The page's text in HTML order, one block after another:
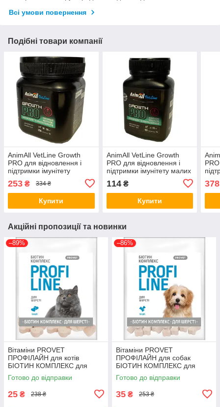
Всі умови повернення
Подібні товари компанії
AnimAll VetLine Growth
PRO для відновлення і
підтримки імунітету
середніх порід собак 200
таб х 1 г
253 ₴ 334 ₴
Купити
AnimAll VetLine Growth
PRO для відновлення і
підтримки імунітету малих
5508
114₴
Купити
таб
378
Акційні пропозиції та новинки
–89%
Вітаміни PROVET
ПРОФІЛАЙН для котів
БІОТИН КОМПЛЕКС для
шерсті 10 табл (*)
Готово до відправки
25 ₴ 238 ₴
–86%
Вітаміни PROVET
ПРОФІЛАЙН для собак
БІОТИН КОМПЛЕКС для
шерсті 10 табл (*)
Готово до відправки
35 ₴ 253 ₴